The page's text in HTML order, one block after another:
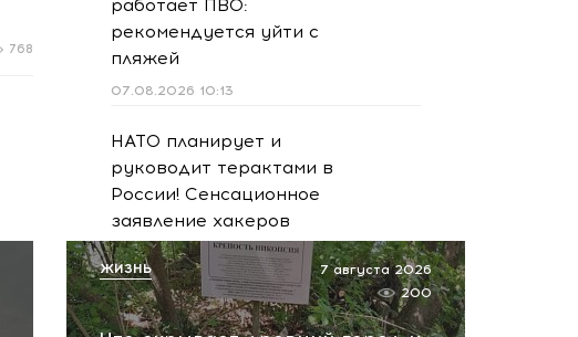
768
работает ПВО:
рекомендуется уйти с
пляжей
07.08.2026 10:13
НАТО планирует и
руководит терактами в
России! Сенсационное
заявление хакеров
07.08.2026 10:07
7 августа 2026
200
ЖИЗНЬ